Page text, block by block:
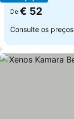
De € 52
Consulte os